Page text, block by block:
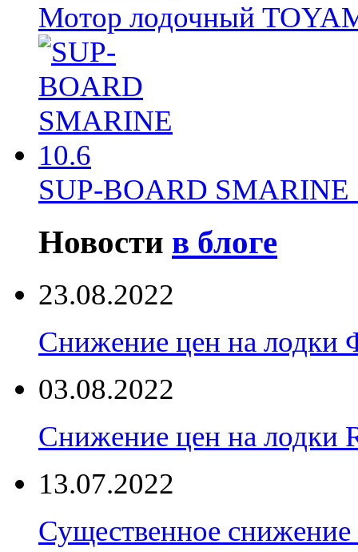
Мотор лодочный
SUP-BOARD
Новости в блоге
23.08.2022
Снижение цен на
03.08.2022
Снижение цен на лодки
13.07.2022
Существенное